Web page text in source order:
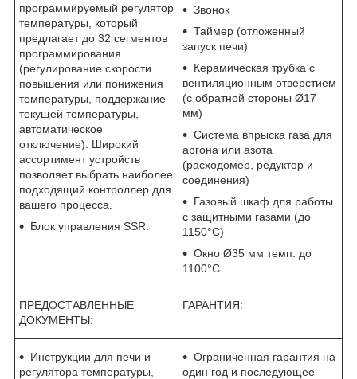
программируемый регулятор
температуры, который
предлагает до 32 сегментов
программирования
(регулирование скорости
повышения или понижения
температуры, поддержание
текущей температуры,
автоматическое
отключение). Широкий
ассортимент устройств
позволяет выбрать наиболее
подходящий контроллер для
вашего процесса.
Блок управления SSR.
Звонок
Таймер (отложенный
запуск печи)
Керамическая трубка с
вентиляционным отверстием
(с обратной стороны Ø17
мм)
Система впрыска газа для
аргона или азота
(расходомер, редуктор и
соединения)
Газовый шкаф для работы
с защитными газами (до
1150°C)
Окно Ø35 мм темп. до
1100°C
ПРЕДОСТАВЛЕННЫЕ
ДОКУМЕНТЫ:
ГАРАНТИЯ:
Инструкции для печи и
регулятора температуры,
Ограниченная гарантия на
один год и последующее